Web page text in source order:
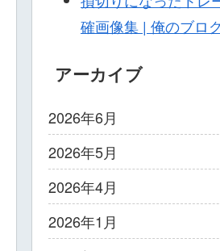
確画像集 | 俺のブロ
アーカイブ
2026年6月
2026年5月
2026年4月
2026年1月